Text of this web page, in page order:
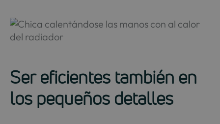
Ser eficientes también en
los pequeños detalles